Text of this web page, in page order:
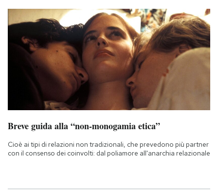
Breve guida alla “non-monogamia etica”
Cioè ai tipi di relazioni non tradizionali, che prevedono più partner
con il consenso dei coinvolti: dal poliamore all'anarchia relazionale